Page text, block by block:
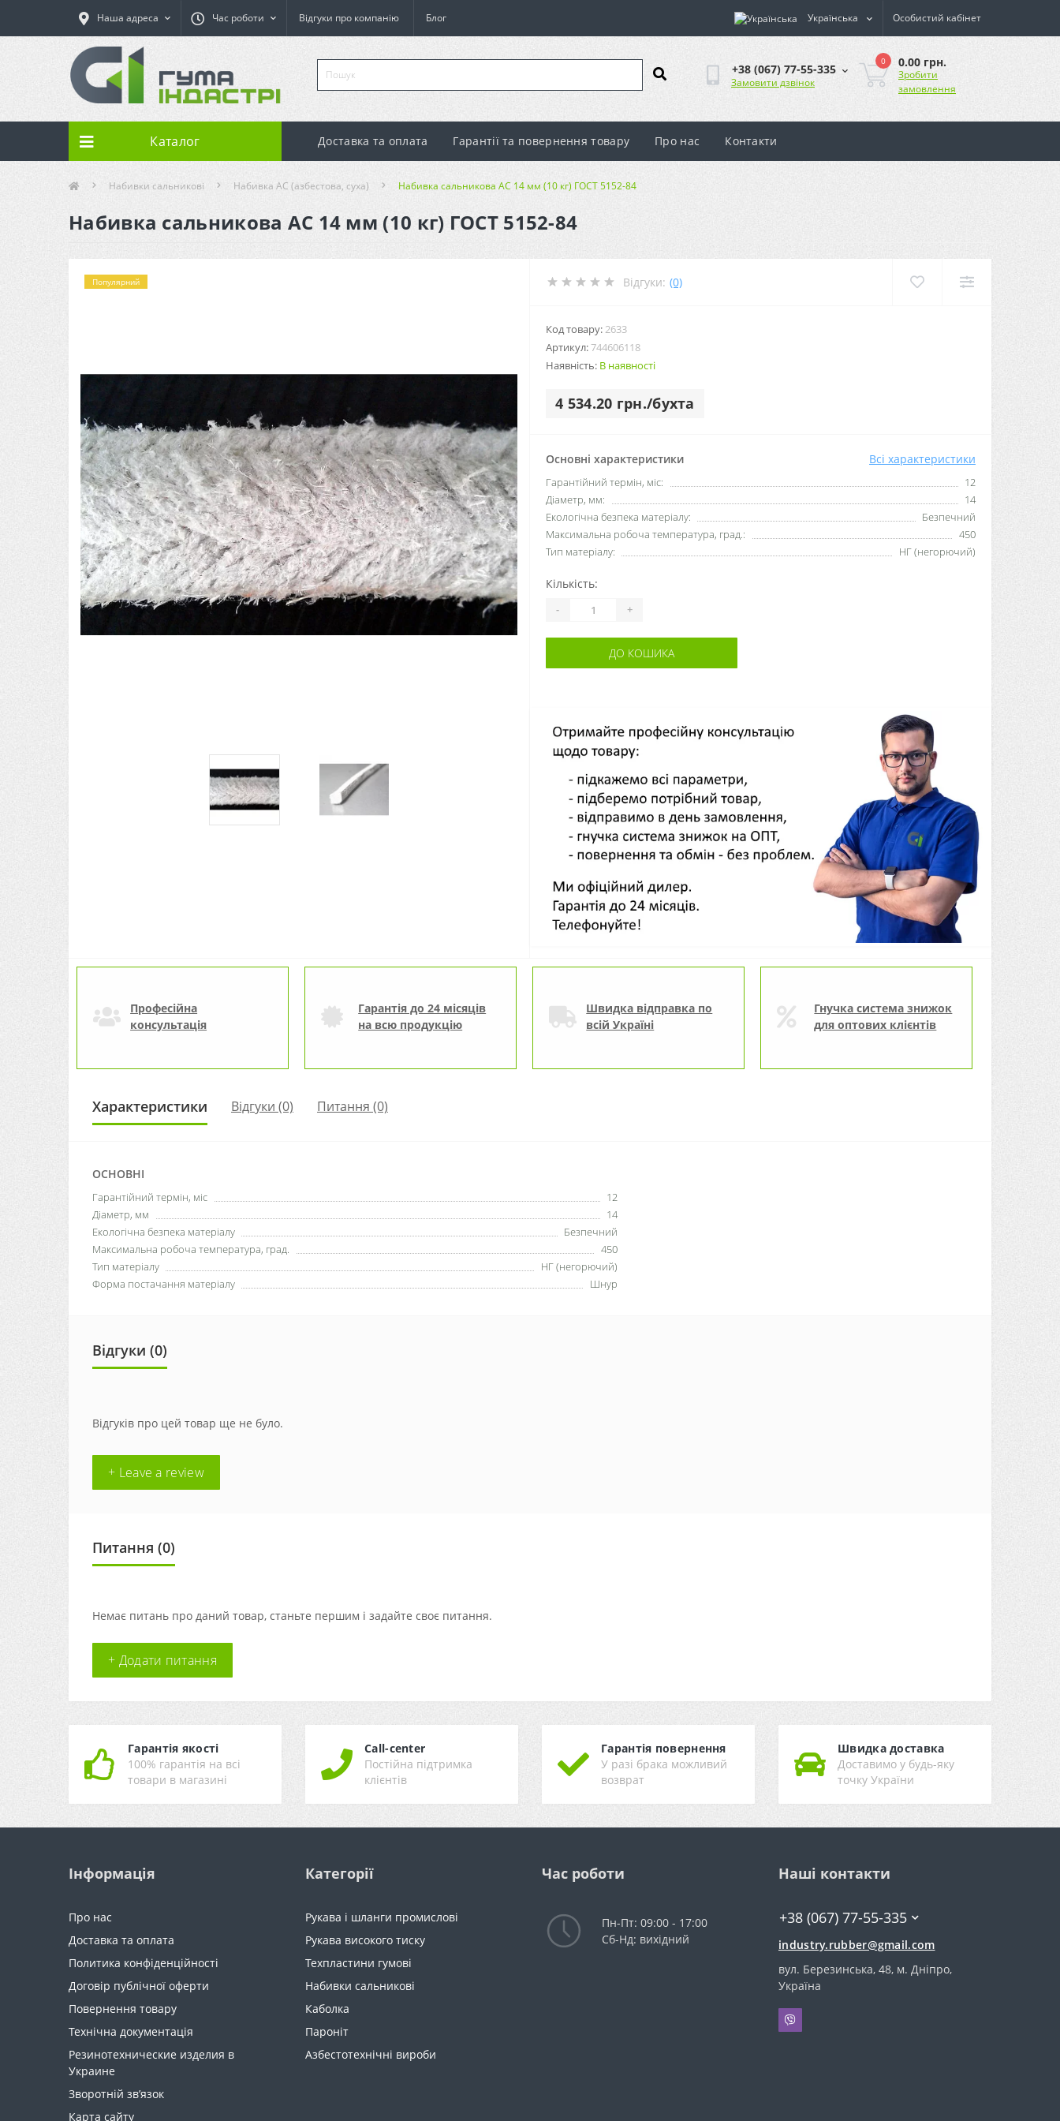
Наша адреса Час роботи Відгуки про компанію Блог Українська Особистий кабінет
+38 (067) 77-55-335
Замовити дзвінок
0 0.00 грн.
Зробити
замовлення
Каталог Доставка та оплата Гарантії та повернення товару Про нас Контакти
Набивки сальникові Набивка АС (азбестова, суха) Набивка сальникова АС 14 мм (10 кг) ГОСТ 5152-84
Набивка сальникова АС 14 мм (10 кг) ГОСТ 5152-84
Популярний Відгуки: (0)
Код товару: 2633
Артикул:744606118
Наявність: В наявності
4 534.20 грн./бухта
Основні характеристики Всі характеристики
Гарантійний термін, міс:
12
Діаметр, мм:
14
Екологічна безпека матеріалу:
Безпечний
Максимальна робоча температура, град.:
450
Тип матеріалу:
НГ (негорючий)
Кількість:
- +
ДО КОШИКА
Професійна
консультація
Гарантія до 24 місяців
на всю продукцію
Швидка відправка по
всій Україні
Гнучка система знижок
для оптових клієнтів
Характеристики Відгуки (0) Питання (0)
ОСНОВНІ
Гарантійний термін, міс
12
Діаметр, мм
14
Екологічна безпека матеріалу
Безпечний
Максимальна робоча температура, град.
450
Тип матеріалу
НГ (негорючий)
Форма постачання матеріалу
Шнур
Відгуки (0)
Відгуків про цей товар ще не було.
+ Leave a review
Питання (0)
Немає питань про даний товар, станьте першим і задайте своє питання.
+ Додати питання
Гарантія якості
100% гарантія на всі
товари в магазині
Call-center
Постійна підтримка
клієнтів
Гарантія повернення
У разі брака можливий
возврат
Швидка доставка
Доставимо у будь-яку
точку України
Інформація
Про нас
Доставка та оплата
Политика конфіденційності
Договір публічної оферти
Повернення товару
Технічна документація
Резинотехнические изделия в
Украине
Зворотній зв’язок
Карта сайту
Категорії
Рукава і шланги промислові
Рукава високого тиску
Техпластини гумові
Набивки сальникові
Каболка
Пароніт
Азбестотехнічні вироби
Час роботи
Пн-Пт: 09:00 - 17:00
Сб-Нд: вихідний
Наші контакти
+38 (067) 77-55-335
industry.rubber@gmail.com
вул. Березинська, 48, м. Дніпро,
Україна